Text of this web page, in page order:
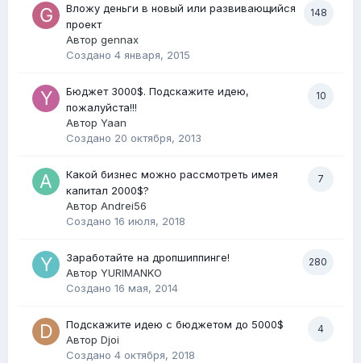
148
Вложу деньги в новый или развивающийся
проект
Автор gennax
Создано 4 января, 2015
10
Бюджет 3000$. Подскажите идею,
пожалуйста!!!
Автор Yaan
Создано 20 октября, 2013
7
Какой бизнес можно рассмотреть имея
капитал 2000$?
Автор Andrei56
Создано 16 июля, 2018
280
Заработайте на дропшиппинге!
Автор YURIMANKO
Создано 16 мая, 2014
4
Подскажите идею с бюджетом до 5000$
Автор Djoi
Создано 4 октября, 2018